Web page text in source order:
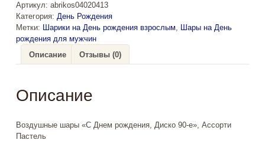
"С
Днем
рождения,
Диско
е"
Артикул: abrikos04020413
Категория: День Рождения
Метки: Шарики на День рождения взрослым, Шары на День
рождения для мужчин
Описание
Отзывы (0)
Описание
Воздушные шары «С Днем рождения, Диско 90-е», Ассорти
Пастель